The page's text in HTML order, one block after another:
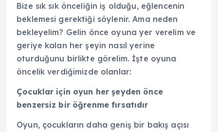
Bize sık sık önceliğin iş olduğu, eğlencenin
beklemesi gerektiği söylenir. Ama neden
bekleyelim? Gelin önce oyuna yer verelim ve
geriye kalan her şeyin nasıl yerine
oturduğunu birlikte görelim. İşte oyuna
öncelik verdiğimizde olanlar:
Çocuklar için oyun her şeyden önce
benzersiz bir öğrenme fırsatıdır
Oyun, çocukların daha geniş bir bakış açısı